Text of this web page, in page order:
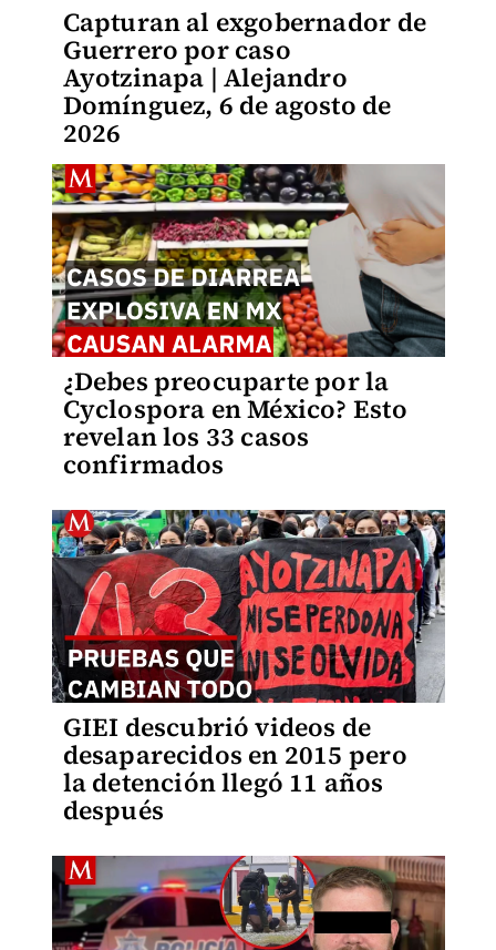
Capturan al exgobernador de
Guerrero por caso
Ayotzinapa | Alejandro
Domínguez, 6 de agosto de
2026
¿Debes preocuparte por la
Cyclospora en México? Esto
revelan los 33 casos
confirmados
GIEI descubrió videos de
desaparecidos en 2015 pero
la detención llegó 11 años
después